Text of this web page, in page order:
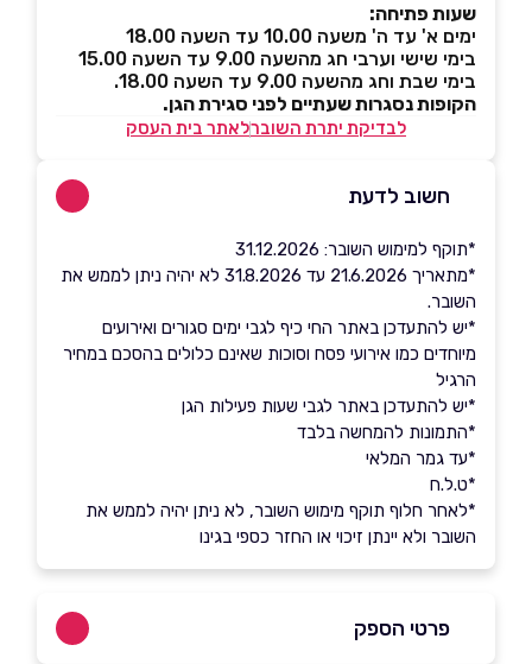
שעות פתיחה:
ימים א' עד ה' משעה 10.00 עד השעה 18.00
בימי שישי וערבי חג מהשעה 9.00 עד השעה 15.00
בימי שבת וחג מהשעה 9.00 עד השעה 18.00.
הקופות נסגרות שעתיים לפני סגירת הגן.
לבדיקת יתרת השוברלאתר בית העסק
חשוב לדעת
*תוקף למימוש השובר: 31.12.2026
*מתאריך 21.6.2026 עד 31.8.2026 לא יהיה ניתן לממש את
השובר.
*יש להתעדכן באתר החי כיף לגבי ימים סגורים ואירועים
מיוחדים כמו אירועי פסח וסוכות שאינם כלולים בהסכם במחיר
הרגיל
*יש להתעדכן באתר לגבי שעות פעילות הגן
*התמונות להמחשה בלבד
*עד גמר המלאי
*ט.ל.ח
*לאחר חלוף תוקף מימוש השובר, לא ניתן יהיה לממש את
השובר ולא יינתן זיכוי או החזר כספי בגינו
פרטי הספק